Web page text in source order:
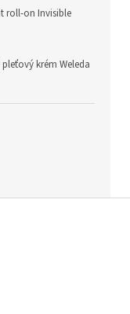
roll-on Invisible
krém Weleda